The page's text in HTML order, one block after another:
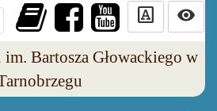
visibility
slab_serif
im. Bartosza Głowackiego w